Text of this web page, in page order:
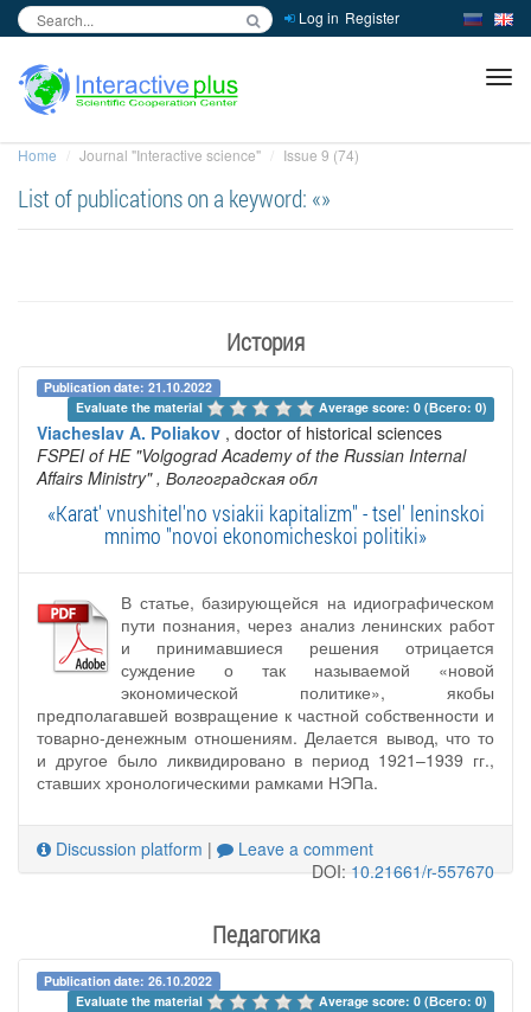
Log in Register
Home Journal "Interactive science" Issue 9 (74)
List of publications on a keyword: «»
История
Publication date: 21.10.2022
Evaluate the material
Average score: 0 (Всего: 0)
Viacheslav A. Poliakov , doctor of historical sciences
FSPEI of HE "Volgograd Academy of the Russian Internal
Affairs Ministry" , Волгоградская обл
«Karat' vnushitel'no vsiakii kapitalizm" - tsel' leninskoi
mnimo "novoi ekonomicheskoi politiki»
В статье, базирующейся на идиографическом
пути познания, через анализ ленинских работ
и принимавшиеся решения отрицается
суждение о так называемой «новой
экономической политике», якобы
предполагавшей возвращение к частной собственности и
товарно-денежным отношениям. Делается вывод, что то
и другое было ликвидировано в период 1921–1939 гг.,
ставших хронологическими рамками НЭПа.
Discussion platform |
Leave a comment
DOI:10.21661/r-557670
Педагогика
Publication date: 26.10.2022
Evaluate the material
Average score: 0 (Всего: 0)